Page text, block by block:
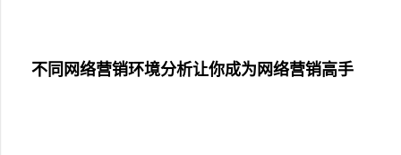
不同网络营销环境分析让你成为网络营销高手